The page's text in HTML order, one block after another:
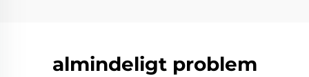
almindeligt problem